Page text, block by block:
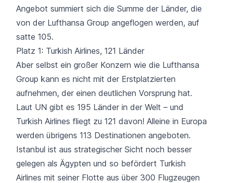
Angebot summiert sich die Summe der Länder, die
von der Lufthansa Group angeflogen werden, auf
satte 105.
Platz 1: Turkish Airlines, 121 Länder
Aber selbst ein großer Konzern wie die Lufthansa
Group kann es nicht mit der Erstplatzierten
aufnehmen, der einen deutlichen Vorsprung hat.
Laut UN gibt es 195 Länder in der Welt – und
Turkish Airlines fliegt zu 121 davon! Alleine in Europa
werden übrigens 113 Destinationen angeboten.
Istanbul ist aus strategischer Sicht noch besser
gelegen als Ägypten und so befördert Turkish
Airlines mit seiner Flotte aus über 300 Flugzeugen